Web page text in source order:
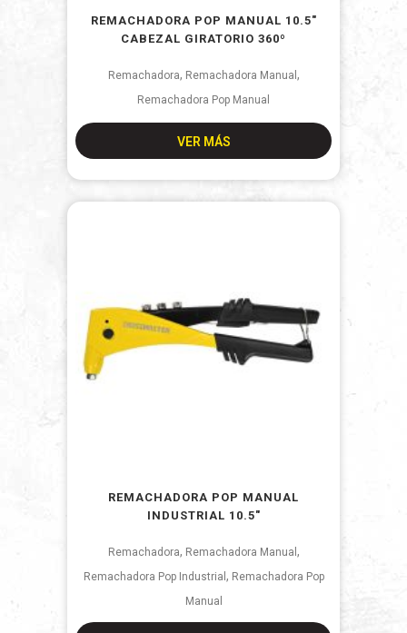
REMACHADORA POP MANUAL 10.5″
CABEZAL GIRATORIO 360º
Remachadora, Remachadora Manual ,
Remachadora Pop Manual
VER MÁS
REMACHADORA POP MANUAL
INDUSTRIAL 10.5″
Remachadora, Remachadora Manual ,
Remachadora Pop Industrial , Remachadora Pop
Manual